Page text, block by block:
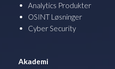
Analytics Produkter
OSINT Løsninger
Cyber Security
Akademi